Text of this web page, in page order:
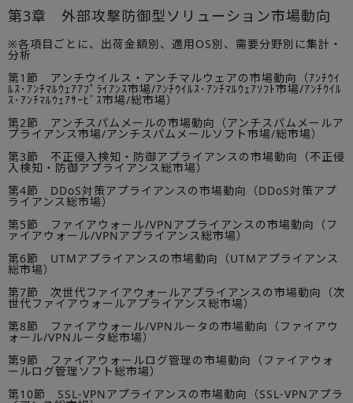
第3章 外部攻撃防御型ソリューション市場動向
※各項目ごとに、出荷金額別、適用OS別、需要分野別に集計・
分析
第1節 アンチウイルス・アンチマルウェアの市場動向（ｱﾝﾁｳｲ
ﾙｽ･ｱﾝﾁﾏﾙｳｪｱｱﾌﾟﾗｲｱﾝｽ市場/ｱﾝﾁｳｲﾙｽ･ｱﾝﾁﾏﾙｳｪｱｿﾌﾄ市場/ｱﾝﾁｳｲﾙ
ｽ･ｱﾝﾁﾏﾙｳｪｱｻｰﾋﾞｽ市場/総市場）
第2節 アンチスパムメールの市場動向（アンチスパムメールア
プライアンス市場/アンチスパムメールソフト市場/総市場）
第3節 不正侵入検知・防御アプライアンスの市場動向（不正侵
入検知・防御アプライアンス総市場）
第4節 DDoS対策アプライアンスの市場動向（DDoS対策アプ
ライアンス総市場）
第5節 ファイアウォール/VPNアプライアンスの市場動向（フ
ァイアウォール/VPNアプライアンス総市場）
第6節 UTMアプライアンスの市場動向（UTMアプライアンス
総市場）
第7節 次世代ファイアウォールアプライアンスの市場動向（次
世代ファイアウォールアプライアンス総市場）
第8節 ファイアウォール/VPNルータの市場動向（ファイアウ
ォール/VPNルータ総市場）
第9節 ファイアウォールログ管理の市場動向（ファイアウォ
ールログ管理ソフト総市場）
第10節 SSL-VPNアプライアンスの市場動向（SSL-VPNアプラ